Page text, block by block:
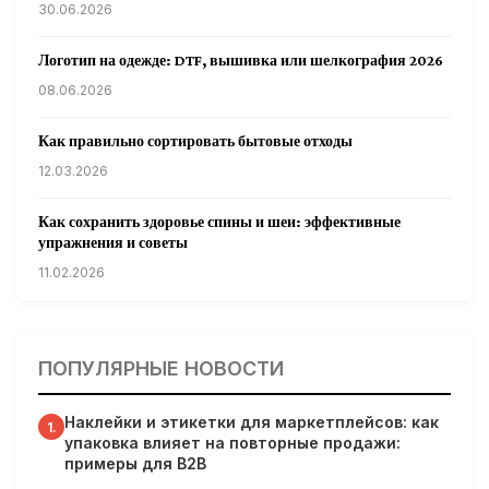
30.06.2026
Логотип на одежде: DTF, вышивка или шелкография 2026
08.06.2026
Как правильно сортировать бытовые отходы
12.03.2026
Как сохранить здоровье спины и шеи: эффективные
упражнения и советы
11.02.2026
31.01.2026
Гарвардские ученые обнаружили сеть лимфатических
сосудов в мозге человека и мышей
31.01.2026
ПОПУЛЯРНЫЕ НОВОСТИ
1. Наклейки и этикетки для маркетплейсов: как
упаковка влияет на повторные продажи:
примеры для B2B